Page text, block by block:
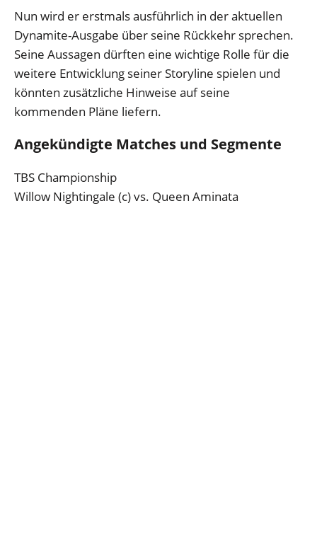
Nun wird er erstmals ausführlich in der aktuellen
Dynamite-Ausgabe über seine Rückkehr sprechen.
Seine Aussagen dürften eine wichtige Rolle für die
weitere Entwicklung seiner Storyline spielen und
könnten zusätzliche Hinweise auf seine
kommenden Pläne liefern.
Angekündigte Matches und Segmente
TBS Championship
Willow Nightingale (c) vs. Queen Aminata